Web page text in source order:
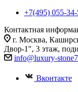
+7(495) 055-
Контактная
г. Москва,
Двор-1", 3 этаж,
info@luxury-
Вконтакте